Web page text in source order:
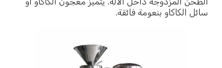
سائل الكاكاو بنعومة فائقة.